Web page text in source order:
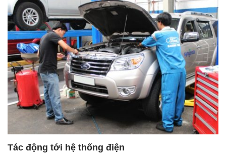
Tác động tới hệ thống điện